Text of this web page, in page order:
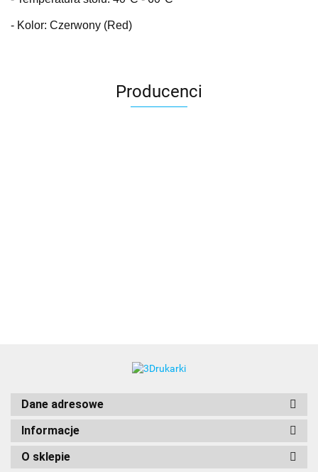
- Kolor: Czerwony (Red)
Producenci
Dane adresowe
Informacje
O sklepie